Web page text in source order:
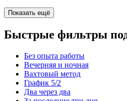
Показать ещё
Быстрые фильтры
Без опыта работы
Вечерняя и ночная
Вахтовый метод
График 5/2
Два через два